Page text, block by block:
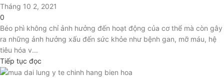
Tháng 10 2, 2021
0
Béo phì không chỉ ảnh hưởng đến hoạt động của cơ thể mà còn gây
ra những ảnh hưởng xấu đến sức khỏe như bệnh gan, mỡ máu, hệ
tiêu hóa v...
Tiếp tục đọc